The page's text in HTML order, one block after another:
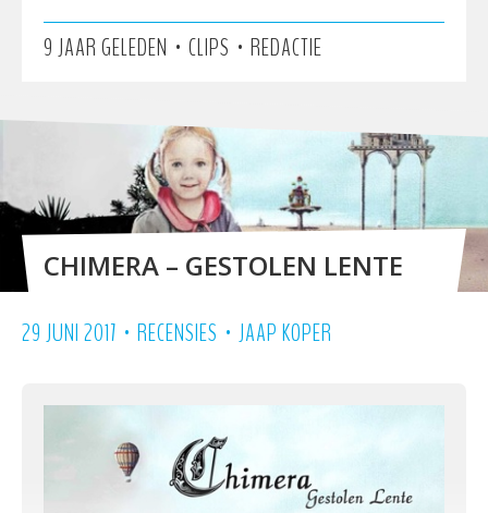
9 JAAR GELEDEN • CLIPS • REDACTIE
CHIMERA – GESTOLEN LENTE
29 JUNI 2017 • RECENSIES • JAAP KOPER